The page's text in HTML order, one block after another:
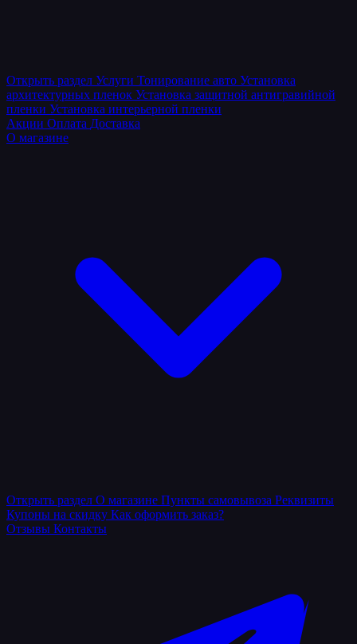
Открыть раздел Услуги Тонирование авто Установка
архитектурных пленок Установка защитной антигравийной
пленки Установка интерьерной пленки
Акции Оплата Доставка
О магазине
Открыть раздел О магазине Пункты самовывоза Реквизиты
Купоны на скидку Как оформить заказ?
Отзывы Контакты